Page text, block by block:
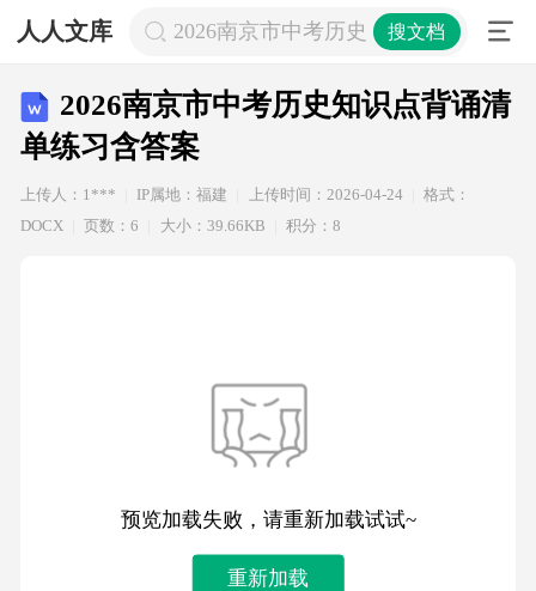
人人文库 2026南京市中考历史知识点背诵清单
搜文档
2026南京市中考历史知识点背诵清
单练习含答案
上传人：1*** IP属地：福建 上传时间：2026-04-24
格式：
DOCX
页数：6 大小：39.66KB 积分：8
预览加载失败，请重新加载试试~
重新加载